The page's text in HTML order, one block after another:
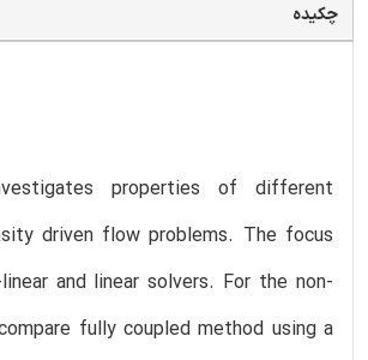
چکیده
properties of different
driven flow problems. The focus
and linear solvers. For the non-
fully coupled method using a